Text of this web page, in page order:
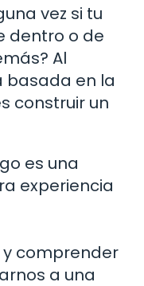
vez si tu
dentro o de
Al
basada en la
construir un
es una
experiencia
comprender
a una